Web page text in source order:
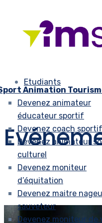
Etudiants
Animation
Devenez animateur
éducateur sportif
Devenez coach sportif
Devenez animateur
culturel
Devenez moniteur
d’équitation
Devenez maitre
sauveteur
Devenez moniteur de